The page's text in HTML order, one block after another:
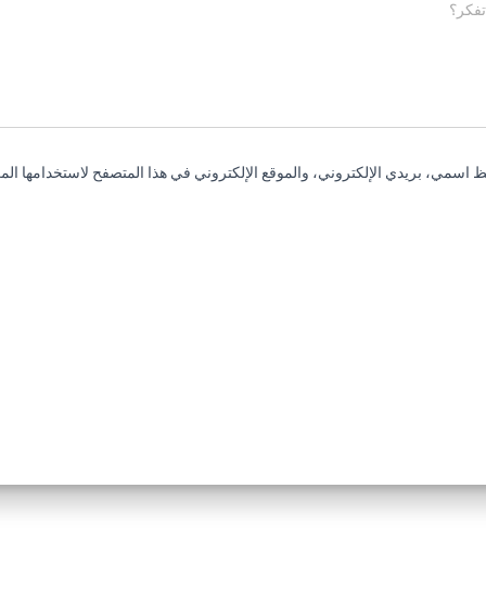
اسمي، بريدي الإلكتروني، والموقع الإلكتروني في هذا المتصفح لاستخدامها